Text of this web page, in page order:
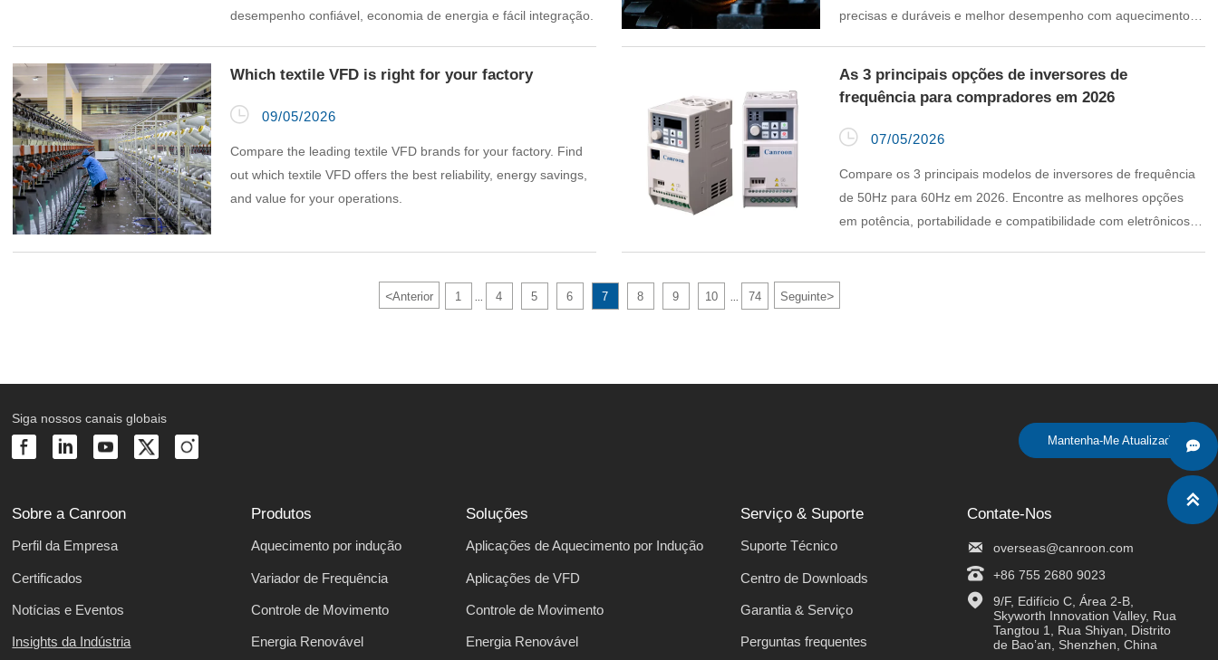
desempenho confiável, economia de energia e fácil integração.
precisas e duráveis e melhor desempenho com aquecimento e
Which textile VFD is right for your factory
 09/05/2026
Compare the leading textile VFD brands for your factory. Find
out which textile VFD offers the best reliability, energy savings,
and value for your operations.
As 3 principais opções de inversores de
frequência para compradores em 2026
 07/05/2026
Compare os 3 principais modelos de inversores de frequência
de 50Hz para 60Hz em 2026. Encontre as melhores opções
em potência, portabilidade e compatibilidade com eletrônicos
<Anterior 1 4 5 6 7 8 9 10 74 Seguinte>
Siga nossos canais globais
Mantenha-Me Atualizado
Sobre a Canroon
Perfil da Empresa
Certificados
Notícias e Eventos
Insights da Indústria
Produtos
Aquecimento por indução
Variador de Frequência
Controle de Movimento
Energia Renovável
Soluções
Aplicações de Aquecimento por Indução
Aplicações de VFD
Controle de Movimento
Energia Renovável
Serviço & Suporte
Suporte Técnico
Centro de Downloads
Garantia & Serviço
Perguntas frequentes
Contate-Nos

overseas@canroon.com
 +86 755 2680 9023

9/F, Edifício C, Área 2-B,
Skyworth Innovation Valley, Rua
Tangtou 1, Rua Shiyan, Distrito
de Bao’an, Shenzhen, China

